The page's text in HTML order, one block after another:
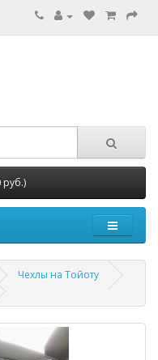
руб.)
Чехлы на Тойоту